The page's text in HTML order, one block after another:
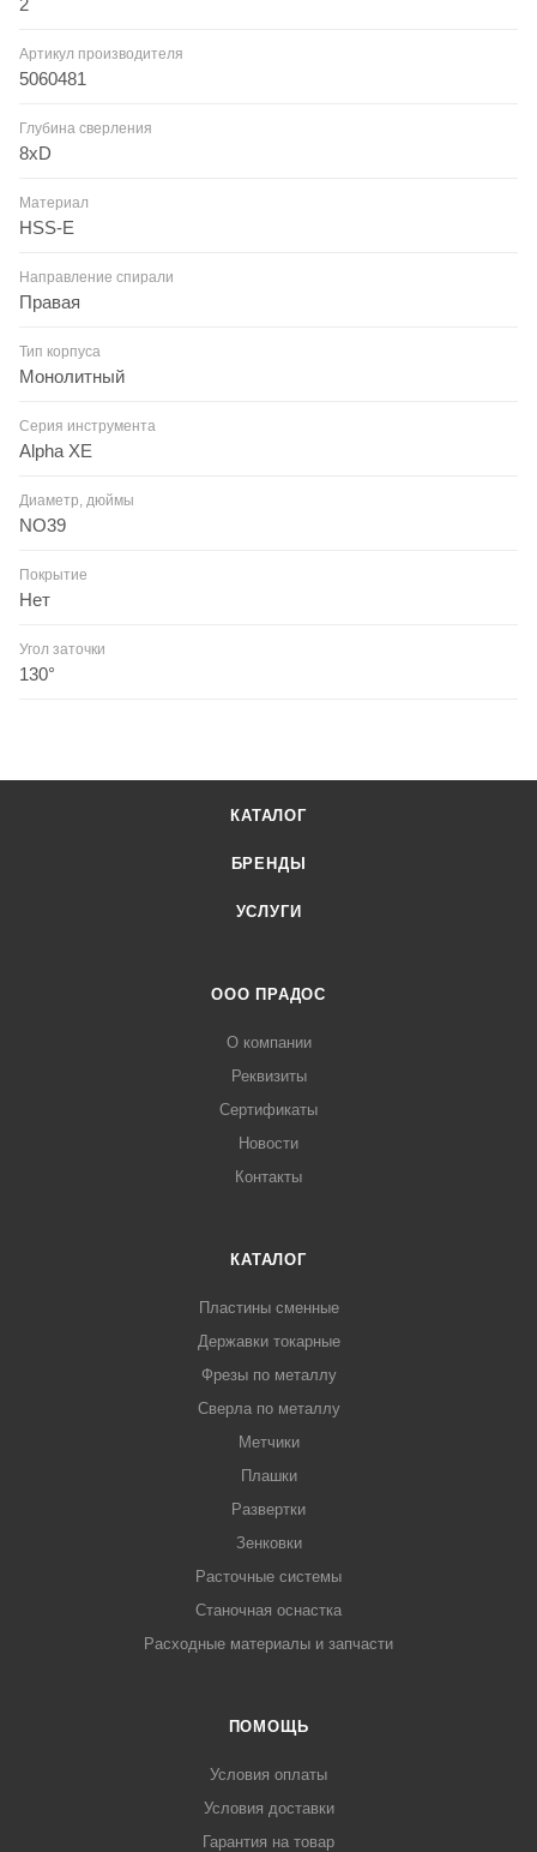
2
Артикул производителя
5060481
Глубина сверления
8xD
Материал
HSS-E
Направление спирали
Правая
Тип корпуса
Монолитный
Серия инструмента
Alpha XE
Диаметр, дюймы
NO39
Покрытие
Нет
Угол заточки
130°
КАТАЛОГ
БРЕНДЫ
УСЛУГИ
ООО ПРАДОС
О компании
Реквизиты
Сертификаты
Новости
Контакты
КАТАЛОГ
Пластины сменные
Державки токарные
Фрезы по металлу
Сверла по металлу
Метчики
Плашки
Развертки
Зенковки
Расточные системы
Станочная оснастка
Расходные материалы и запчасти
ПОМОЩЬ
Условия оплаты
Условия доставки
Гарантия на товар